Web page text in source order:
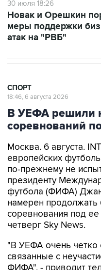
меры поддержки
атак на "РВБ"
В УЕФА решили
соревнований
Москва. 6 августа.
по-прежнему не
президенту
футбола (ФИФА)
намерен продолжать
соревнования под
четверг Sky News.
"В УЕФА очень четко
ФИФА", - приводит
заявления